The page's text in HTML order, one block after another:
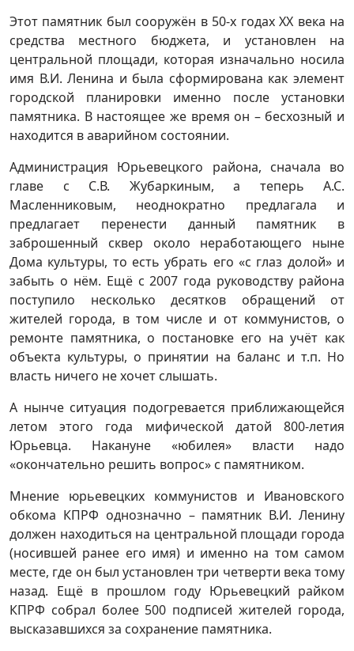
Этот памятник был сооружён в 50-х годах ХХ века на
средства местного бюджета, и установлен на
центральной площади, которая изначально носила
имя В.И. Ленина и была сформирована как элемент
городской планировки именно после установки
памятника. В настоящее же время он – бесхозный и
находится в аварийном состоянии.
Администрация Юрьевецкого района, сначала во
главе с С.В. Жубаркиным, а теперь А.С.
Масленниковым, неоднократно предлагала и
предлагает перенести данный памятник в
заброшенный сквер около неработающего ныне
Дома культуры, то есть убрать его «с глаз долой» и
забыть о нём. Ещё с 2007 года руководству района
поступило несколько десятков обращений от
жителей города, в том числе и от коммунистов, о
ремонте памятника, о постановке его на учёт как
объекта культуры, о принятии на баланс и т.п. Но
власть ничего не хочет слышать.
А нынче ситуация подогревается приближающейся
летом этого года мифической датой 800-летия
Юрьевца. Накануне «юбилея» власти надо
«окончательно решить вопрос» с памятником.
Мнение юрьевецких коммунистов и Ивановского
обкома КПРФ однозначно – памятник В.И. Ленину
должен находиться на центральной площади города
(носившей ранее его имя) и именно на том самом
месте, где он был установлен три четверти века тому
назад. Ещё в прошлом году Юрьевецкий райком
КПРФ собрал более 500 подписей жителей города,
высказавшихся за сохранение памятника.